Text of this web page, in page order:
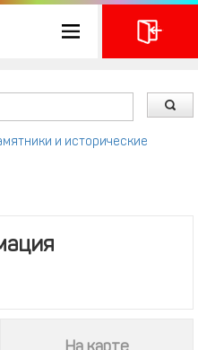
и исторические